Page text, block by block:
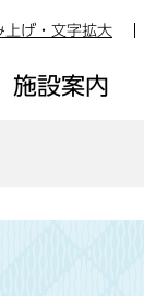
上げ・文字拡大
施設案内